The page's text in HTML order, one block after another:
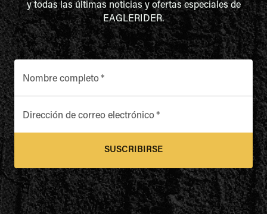
y todas las últimas noticias y ofertas especiales de
EAGLERIDER.
Nombre completo*
Dirección de correo electrónico*
SUSCRIBIRSE